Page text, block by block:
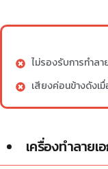
ไม่รองรับการทำล
เสียงค่อนข้างดังเ
เครื่องทำลาย